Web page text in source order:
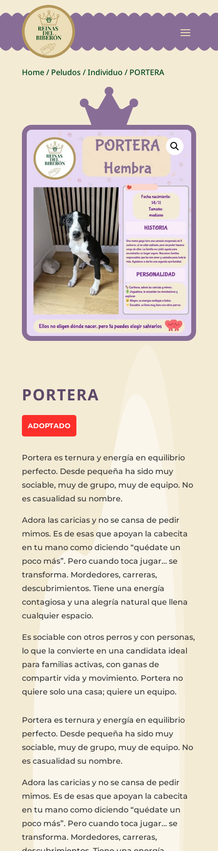
Home/ Peludos /Individuo / PORTERA

PORTERA
ADOPTADO
Portera es ternura y energía en equilibrio
perfecto. Desde pequeña ha sido muy
sociable, muy de grupo, muy de equipo. No
es casualidad su nombre.
Adora las caricias y no se cansa de pedir
mimos. Es de esas que apoyan la cabecita
en tu mano como diciendo “quédate un
poco más”. Pero cuando toca jugar… se
transforma. Mordedores, carreras,
descubrimientos. Tiene una energía
contagiosa y una alegría natural que llena
cualquier espacio.
Es sociable con otros perros y con personas,
lo que la convierte en una candidata ideal
para familias activas, con ganas de
compartir vida y movimiento. Portera no
quiere solo una casa; quiere un equipo.
Portera es ternura y energía en equilibrio
perfecto. Desde pequeña ha sido muy
sociable, muy de grupo, muy de equipo. No
es casualidad su nombre.
Adora las caricias y no se cansa de pedir
mimos. Es de esas que apoyan la cabecita
en tu mano como diciendo “quédate un
poco más”. Pero cuando toca jugar… se
transforma. Mordedores, carreras,